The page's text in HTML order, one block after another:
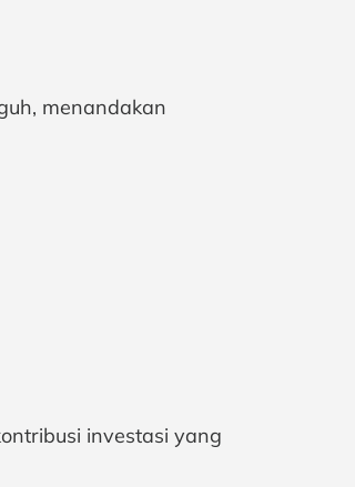
menandakan
investasi yang